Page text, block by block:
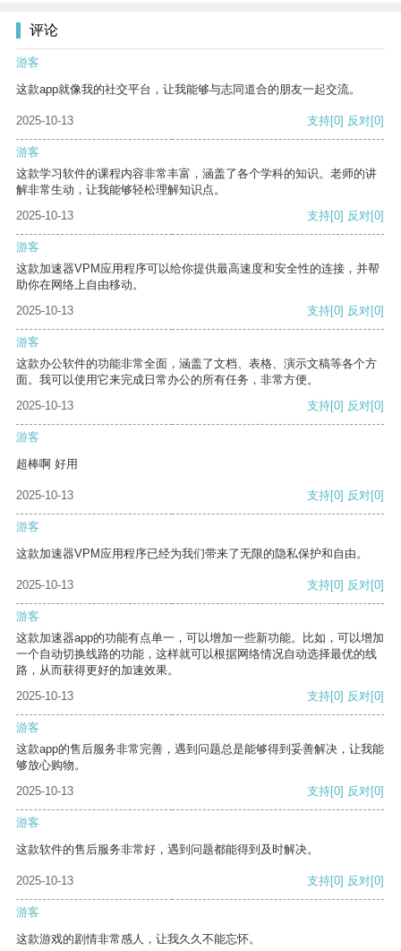
评论
游客
这款app就像我的社交平台，让我能够与志同道合的朋友一起交流。
2025-10-13 支持[0] 反对[0]
游客
这款学习软件的课程内容非常丰富，涵盖了各个学科的知识。老师的讲
解非常生动，让我能够轻松理解知识点。
2025-10-13
支持[0] 反对[0]
游客
这款加速器VPM应用程序可以给你提供最高速度和安全性的连接，并帮
助你在网络上自由移动。
2025-10-13
支持[0] 反对[0]
游客
这款办公软件的功能非常全面，涵盖了文档、表格、演示文稿等各个方
面。我可以使用它来完成日常办公的所有任务，非常方便。
2025-10-13
支持[0] 反对[0]
游客
超棒啊 好用
2025-10-13 支持[0] 反对[0]
游客
这款加速器VPM应用程序已经为我们带来了无限的隐私保护和自由。
2025-10-13 支持[0] 反对[0]
游客
这款加速器app的功能有点单一，可以增加一些新功能。比如，可以增加
一个自动切换线路的功能，这样就可以根据网络情况自动选择最优的线
路，从而获得更好的加速效果。
2025-10-13
支持[0] 反对[0]
游客
这款app的售后服务非常完善，遇到问题总是能够得到妥善解决，让我能
够放心购物。
2025-10-13
支持[0] 反对[0]
游客
这款软件的售后服务非常好，遇到问题都能得到及时解决。
2025-10-13 支持[0] 反对[0]
游客
这款游戏的剧情非常感人，让我久久不能忘怀。